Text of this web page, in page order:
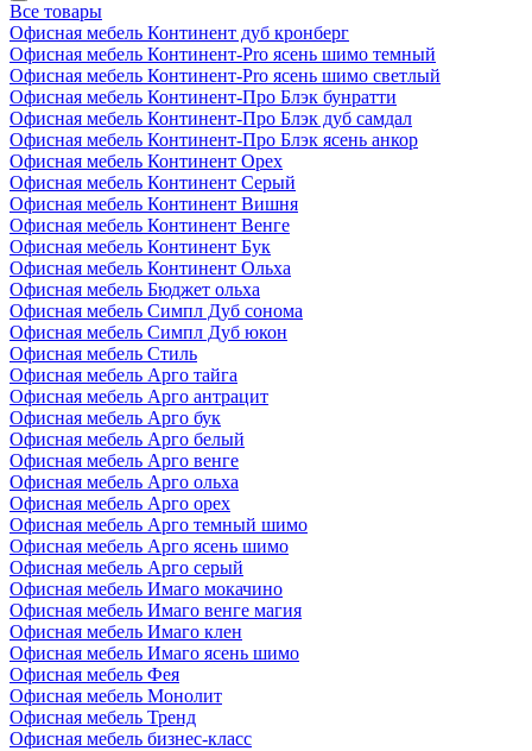
Все товары
Офисная мебель Континент дуб кронберг
Офисная мебель Континент-Pro ясень шимо темный
Офисная мебель Континент-Pro ясень шимо светлый
Офисная мебель Континент-Про Блэк бунратти
Офисная мебель Континент-Про Блэк дуб самдал
Офисная мебель Континент-Про Блэк ясень анкор
Офисная мебель Континент Орех
Офисная мебель Континент Серый
Офисная мебель Континент Вишня
Офисная мебель Континент Венге
Офисная мебель Континент Бук
Офисная мебель Континент Ольха
Офисная мебель Бюджет ольха
Офисная мебель Симпл Дуб сонома
Офисная мебель Симпл Дуб юкон
Офисная мебель Стиль
Офисная мебель Арго тайга
Офисная мебель Арго антрацит
Офисная мебель Арго бук
Офисная мебель Арго белый
Офисная мебель Арго венге
Офисная мебель Арго ольха
Офисная мебель Арго орех
Офисная мебель Арго темный шимо
Офисная мебель Арго ясень шимо
Офисная мебель Арго серый
Офисная мебель Имаго мокачино
Офисная мебель Имаго венге магия
Офисная мебель Имаго клен
Офисная мебель Имаго ясень шимо
Офисная мебель Фея
Офисная мебель Монолит
Офисная мебель Тренд
Офисная мебель бизнес-класс